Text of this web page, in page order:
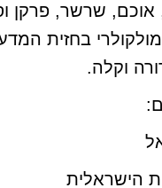
שרשר, פרקן
בחזית
וקלה.
הישראלית